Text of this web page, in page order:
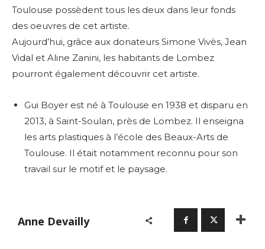
Toulouse possèdent tous les deux dans leur fonds
des oeuvres de cet artiste.
Aujourd’hui, grâce aux donateurs Simone Vivès, Jean
Vidal et Aline Zanini, les habitants de Lombez
pourront également découvrir cet artiste.
Gui Boyer est né à Toulouse en 1938 et disparu en
2013, à Saint-Soulan, près de Lombez. Il enseigna
les arts plastiques à l’école des Beaux-Arts de
Toulouse. Il était notamment reconnu pour son
travail sur le motif et le paysage.
Anne Devailly